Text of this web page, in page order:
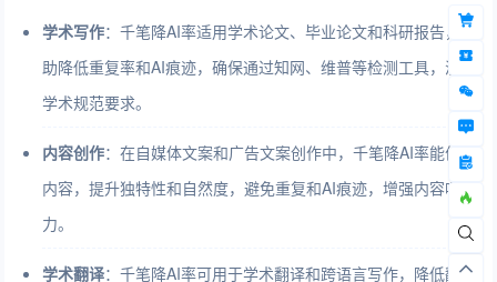
学术写作：千笔降AI率适用学术论文、毕业论文和科研报告，帮
助降低重复率和AI痕迹，确保通过知网、维普等检测工具，满足
学术规范要求。
内容创作：在自媒体文案和广告文案创作中，千笔降AI率能优化
内容，提升独特性和自然度，避免重复和AI痕迹，增强内容吸引
力。
学术翻译：千笔降AI率可用于学术翻译和跨语言写作，降低翻译